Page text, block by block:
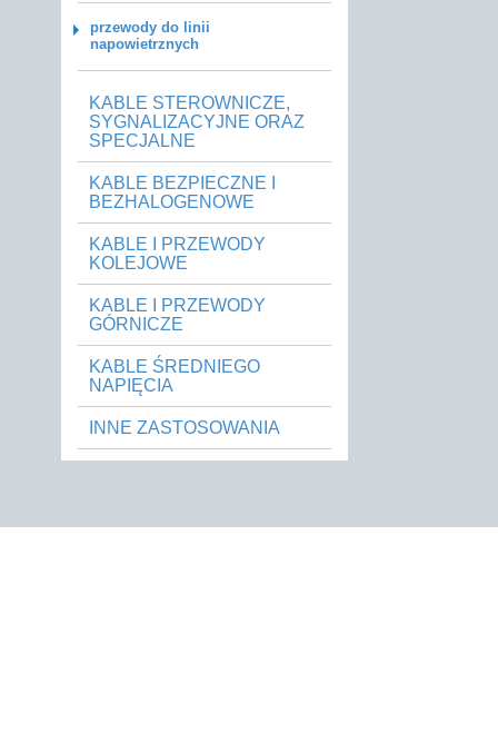
przewody do linii
napowietrznych
KABLE STEROWNICZE,
SYGNALIZACYJNE ORAZ
SPECJALNE
KABLE BEZPIECZNE I
BEZHALOGENOWE
KABLE I PRZEWODY
KOLEJOWE
KABLE I PRZEWODY
GÓRNICZE
KABLE ŚREDNIEGO
NAPIĘCIA
INNE ZASTOSOWANIA